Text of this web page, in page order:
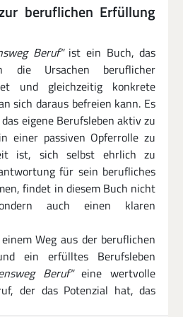
beruflichen Erfüllung
Beruf" ist ein Buch, das
die Ursachen beruflicher
und gleichzeitig konkrete
sich daraus befreien kann. Es
eigene Berufsleben aktiv zu
einer passiven Opferrolle zu
ist, sich selbst ehrlich zu
für sein berufliches
findet in diesem Buch nicht
auch einen klaren
Weg aus der beruflichen
ein erfülltes Berufsleben
Beruf" eine wertvolle
der das Potenzial hat, das